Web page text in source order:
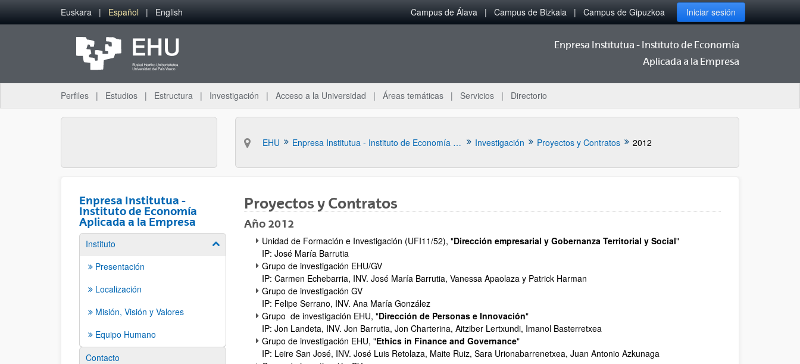
Saltar al contenido principal
Euskara Español English Campus de Álava Campus de Bizkaia Campus de Gipuzkoa Iniciar sesión
Enpresa Institutua - Instituto de Economía
Aplicada a la Empresa
Perfiles Estudios Estructura Investigación Acceso a la Universidad Áreas temáticas Servicios Directorio
EHU Enpresa Institutua - Instituto de Economía Aplicada a la Empresa Investigación Proyectos y Contratos 2012
Enpresa Institutua -
Instituto de Economía
Aplicada a la Empresa
Instituto Mostrar/ocultar subpáginas
Presentación
Localización
Misión, Visión y Valores
Equipo Humano
Contacto
Proyectos y Contratos
Año 2012
Unidad de Formación e Investigación (UFI11/52), "Dirección empresarial y Gobernanza Territorial y Social"
IP: José María Barrutia
Grupo de investigación EHU/GV
IP: Carmen Echebarria, INV. José María Barrutia, Vanessa Apaolaza y Patrick Harman
Grupo de investigación GV
IP: Felipe Serrano, INV. Ana María González
Grupo de investigación EHU, "Dirección de Personas e Innovación"
IP: Jon Landeta, INV. Jon Barrutia, Jon Charterina, Aitziber Lertxundi, Imanol Basterretxea
Grupo de investigación EHU, "Ethics in Finance and Governance"
IP: Leire San José, INV. José Luis Retolaza, Maite Ruiz, Sara Urionabarrenetxea, Juan Antonio Azkunaga